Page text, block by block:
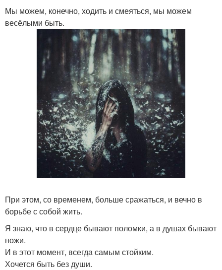
Мы можем, конечно, ходить и смеяться, мы можем
весёлыми быть.
При этом, со временем, больше сражаться, и вечно в
борьбе с собой жить.
Я знаю, что в сердце бывают поломки, а в душах бывают
ножи.
И в этот момент, всегда самым стойким.
Хочется быть без души.